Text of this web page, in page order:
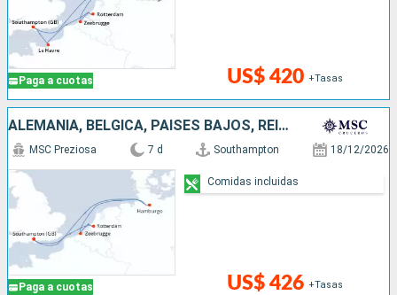
Paga a cuotas US$ 420 +Tasas
ALEMANIA, BÉLGICA, PAISES BAJOS, REINO UNIDO
Paga a cuotas
MSC Preziosa 7 d Southampton 18/12/2026
US$ 426 +Tasas
Comidas incluidas